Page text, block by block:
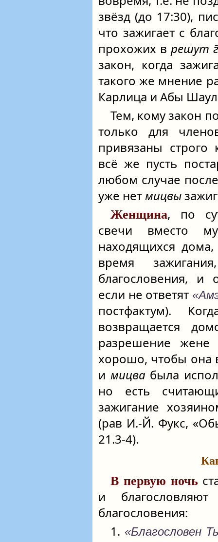
звёзд (до 17:30),
что зажигает с
прохожих врешут
закон, когда
такого же мнение
Карлица и Абы
Тем, кому закон
только для
привязаны
всё же пусть
любом случае
уже нетмицвы
Женщина, по
свечи вместо
находящихся
время
благословения, и
если не ответят
постфактум).
возвращается
разрешение
хорошо, чтобы она
и мицва была
но есть
зажигание
(рав И.-Й. Фукс,
21.3-4).
В первую ночь
и
благословения:
1. «Благословен